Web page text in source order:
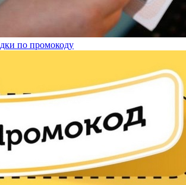
по промокоду